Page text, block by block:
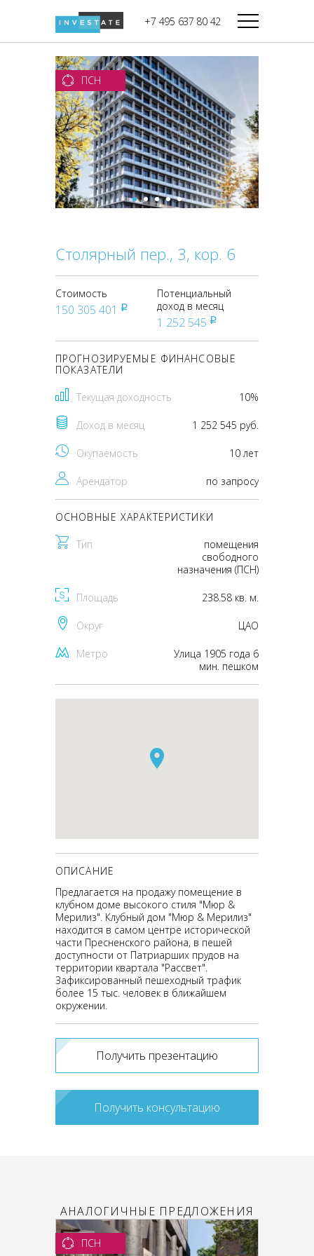
+7 495 637 80 42
Дикси
Верный
Мираторг
Магнолия
В башне
Башня Федерация-II
Запад
Башня Федерация-I
Восток
Город Столиц,
Северный блок
Город Столиц,
Южный блок
ПСН
Столярный пер., 3, кор. 6
Стоимость
150 305 401 pуб
Потенциальный
доход в месяц
1 252 545 pуб
ПРОГНОЗИРУЕМЫЕ ФИНАНСОВЫЕ
ПОКАЗАТЕЛИ
Текущая доходность 10%
Доход в месяц 1 252 545 руб.
Окупаемость 10 лет
Арендатор по запросу
ОСНОВНЫЕ ХАРАКТЕРИСТИКИ
Тип
помещения
свободного
назначения (ПСН)
Площадь 238.58 кв. м.
Округ ЦАО
Метро
Улица 1905 года 6
мин. пешком
ОПИСАНИЕ
Предлагается на продажу помещение в
клубном доме высокого стиля "Мюр &
Мерилиз". Клубный дом "Мюр & Мерилиз"
находится в самом центре исторической
части Пресненского района, в пешей
доступности от Патриарших прудов на
территории квартала "Рассвет".
Зафиксированный пешеходный трафик
более 15 тыс. человек в ближайшем
окружении.
Получить презентацию
Получить консультацию
АНАЛОГИЧНЫЕ ПРЕДЛОЖЕНИЯ
ПСН